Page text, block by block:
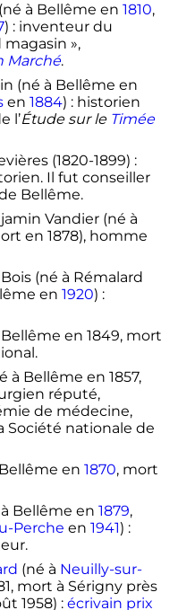
à Bellême en 1810,
) : inventeur du
magasin »,
Marché.
(né à Bellême en
en 1884) : historien
l’Étude sur le Timée
(1820-1899) :
Il fut conseiller
Bellême.
Vandier (né à
en 1878), homme
(né à Rémalard
en 1920) :
en 1849, mort
à Bellême en 1857,
réputé,
de médecine,
Société nationale de
en 1870, mort
Bellême en 1879,
Perche en 1941) :
(né à Neuilly-sur-
, mort à Sérigny près
1958) : écrivain prix